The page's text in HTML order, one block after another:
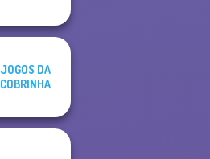
JOGOS DA
COBRINHA